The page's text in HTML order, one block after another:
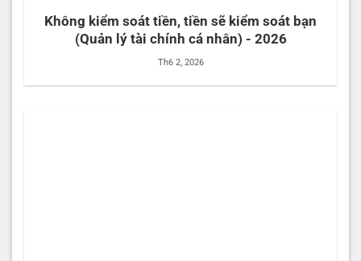
Không kiểm soát tiền, tiền sẽ kiểm soát bạn
(Quản lý tài chính cá nhân) - 2026
Th6 2, 2026